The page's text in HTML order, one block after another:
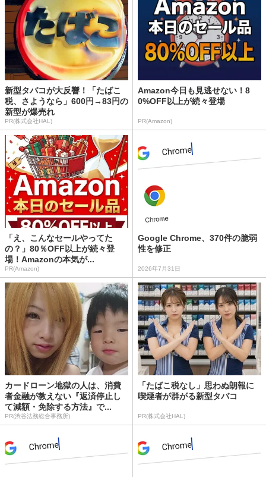
新型タバコが大反響！「たばこ
税、さようなら」600円→83円の
新型が爆売れ
PR(株式会社HAL)
Amazon今日も見逃せない！8
0%OFF以上が続々登場
PR(Amazon)
「え、こんなセールやってた
の？」80％OFF以上が続々登
場！Amazonの本気が...
PR(Amazon)
Google Chrome、370件の脆弱
性を修正
2026年7月31日
カードローン地獄の人は、消費
者金融が教えない『返済停止し
て減額・免除する方法』で...
PR(渋谷法務総合事務所)
「たばこ税なし」思わぬ朗報に
喫煙者が群がる新型タバコ
PR(株式会社HAL)